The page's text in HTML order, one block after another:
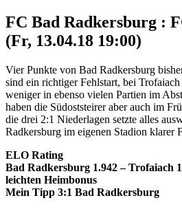
FC Bad Radkersburg :
(Fr, 13.04.18 19:00)
Vier Punkte von Bad Radkersburg
sind ein richtiger Fehlstart, bei
weniger in ebenso vielen Partien im
haben die Südoststeirer aber auch im
die drei 2:1 Niederlagen setzte alles
Radkersburg im eigenen Stadion klarer
ELO Rating
Bad Radkersburg 1.942 – Trofaiach
leichten Heimbonus
Mein Tipp 3:1 Bad Radkersburg